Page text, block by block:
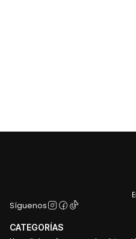
Síguenos
CATEGORÍAS